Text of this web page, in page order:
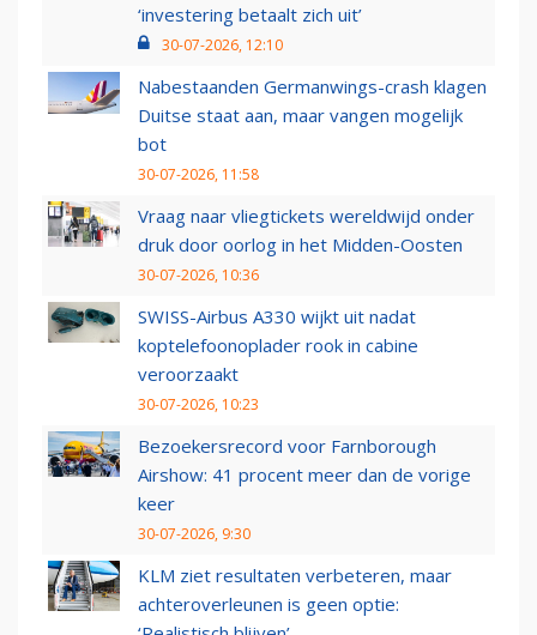
‘investering betaalt zich uit’
30-07-2026, 12:10
Nabestaanden Germanwings-crash klagen
Duitse staat aan, maar vangen mogelijk
bot
30-07-2026, 11:58
Vraag naar vliegtickets wereldwijd onder
druk door oorlog in het Midden-Oosten
30-07-2026, 10:36
SWISS-Airbus A330 wijkt uit nadat
koptelefoonoplader rook in cabine
veroorzaakt
30-07-2026, 10:23
Bezoekersrecord voor Farnborough
Airshow: 41 procent meer dan de vorige
keer
30-07-2026, 9:30
KLM ziet resultaten verbeteren, maar
achteroverleunen is geen optie: